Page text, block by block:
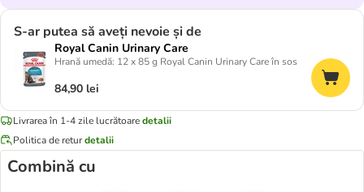
S-ar putea să aveți nevoie și de
Royal Canin Urinary Care
Hrană umedă: 12 x 85 g Royal Canin Urinary Care în sos
84,90 lei
Livrarea în 1-4 zile lucrătoaredetalii
Politica de returdetalii
Combină cu